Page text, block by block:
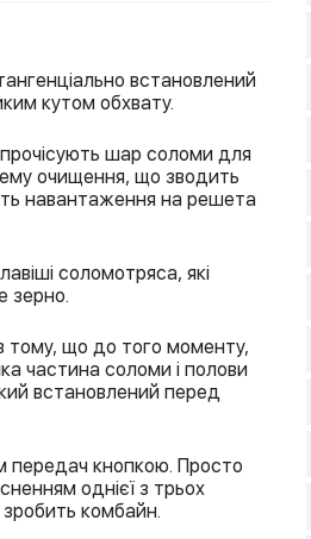
встановлений
кутом обхвату.
шар соломи для
очищення, що зводить
навантаження на решета
соломотряса, які
зерно.
тому, що до того моменту,
частина соломи і полови
встановлений перед
передач кнопкою. Просто
однієї з трьох
комбайн.